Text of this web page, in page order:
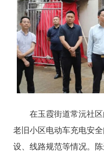
在玉霞街道常沅社
老旧小区电动车充电安
设、线路规范等情况。